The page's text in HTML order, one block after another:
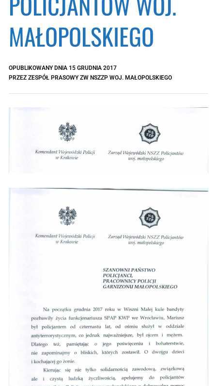
MAŁOPOLSKIEGO
OPUBLIKOWANY DNIA 15 GRUDNIA 2017
PRZEZ ZESPÓŁ PRASOWY ZW NSZZP WOJ. MAŁOPOLSKIEGO